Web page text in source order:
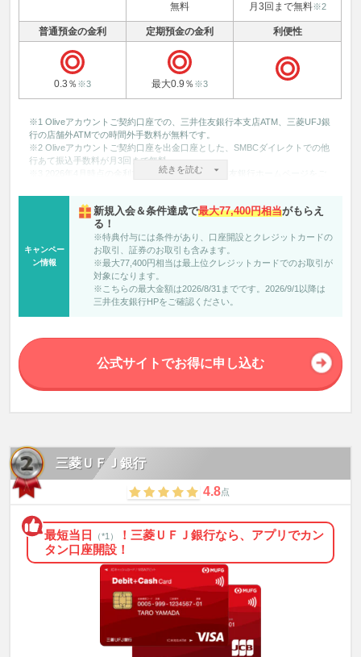
無料 月3回まで無料※2
普通預金の金利 定期預金の金利 利便性
0.3％ ※3 最大0.9％ ※3
続きを読む
※1 Oliveアカウントご契約口座での、三井住友銀行本支店ATM、三菱UFJ銀
行の店舗外ATMでの時間外手数料が無料です。
※2 Oliveアカウントご契約口座を出金口座とした、SMBCダイレクトでの他
行あて振込手数料が月3回まで無料。
※3 2026年4月時点の金利です。最新情報は三井住友銀行ホームページをご
詳細は必ず三井住友銀行の公式ページにてご確認ください
※5 ポイント還元率は利用金額に対する獲得ポイントを示したもので、ポイ
ントの交換方法によっては、1ポイント1円相当にならない場合がございま
す。
※5 商業施設内の店舗など、一部ポイント加算の対象とならない店舗があり
※5 ポイント還元率の合算は、複数のVポイントアッププログラムの条件を
達成した場合、20%を超える事がございますが、景品表示法の定めに基づ
き、実際にポイントアップされる還元率の上限は20％までとなります。
利用時に、通常のポイント分を含んだ最大20％ポイントが還元されます。
※6 選択月末時点の円預金・外貨預金の合計残高が10,000円以上の場合、翌
月中旬までに100ポイント付与されます。
キャンペー
ン情報
新規入会＆条件達成で最大77,400円相当がもらえ
る！
※特典付与には条件があり、口座開設とクレジットカードの
お取引、証券のお取引も含みます。
※最大77,400円相当は最上位クレジットカードでのお取引が
対象になります。
※こちらの最大金額は2026/8/31までです。2026/9/1以降は
三井住友銀行HPをご確認ください。
公式サイトでお得に申し込む
三菱ＵＦＪ銀行
4.8点
最短当日 （*1）
！三菱ＵＦＪ銀行なら、アプリでカン
タン口座開設！